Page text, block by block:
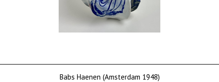
Babs Haenen (Amsterdam 1948)